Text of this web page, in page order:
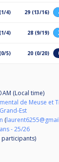
4) 29 (13/16)
4) 28 (9/19)
5) 20 (0/20)
AM (Local time)
de Meuse et
Est
(
- 25/26
participants)